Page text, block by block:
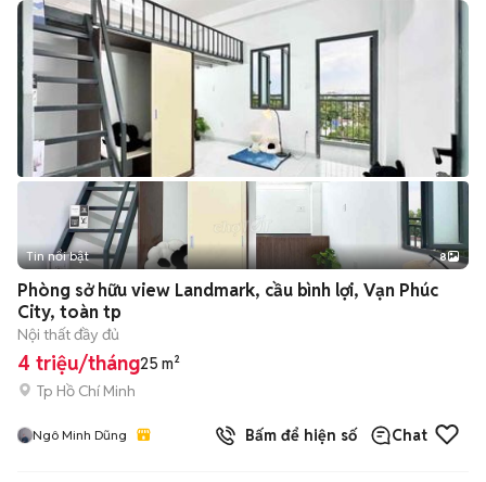
+2
Tin nổi bật 8
Phòng sở hữu view Landmark, cầu bình lợi, Vạn Phúc
City, toàn tp
Nội thất đầy đủ
4 triệu/tháng25 m²
Tp Hồ Chí Minh
Ngô Minh Dũng Bấm để hiện số Chat